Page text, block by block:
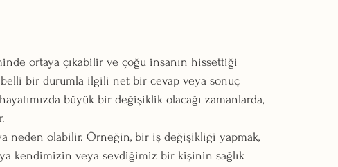
ortaya çıkabilir ve çoğu insanın hissettiği
bir durumla ilgili net bir cevap veya sonuç
büyük bir değişiklik olacağı zamanlarda,
neden olabilir. Örneğin, bir iş değişikliği yapmak,
kendimizin veya sevdiğimiz bir kişinin sağlık